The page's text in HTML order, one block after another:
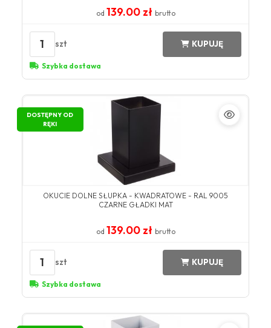
od 139.00 zł brutto
1 szt KUPUJĘ
Szybka dostawa
DOSTĘPNY OD
RĘKI
OKUCIE DOLNE SŁUPKA - KWADRATOWE - RAL 9005
CZARNE GŁADKI MAT
od 139.00 zł brutto
1 szt KUPUJĘ
Szybka dostawa